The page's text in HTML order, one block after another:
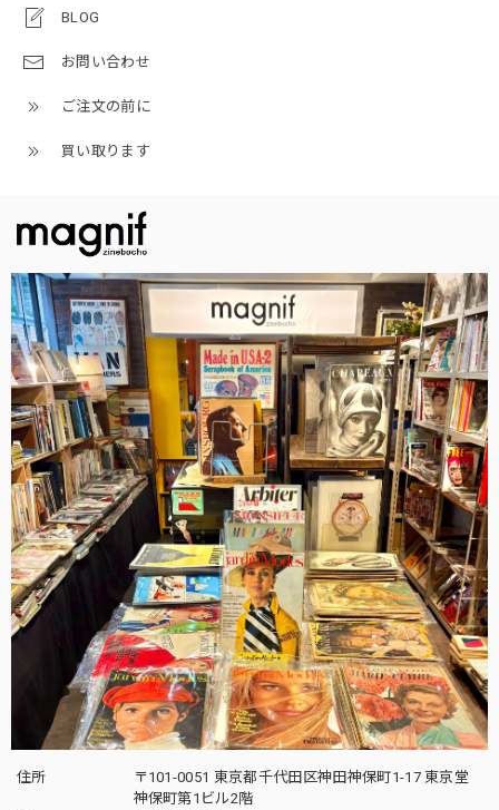
BLOG
お問い合わせ
ご注文の前に
買い取ります
住所
〒101-0051 東京都千代田区神田神保町1-17 東京堂
神保町第1ビル2階